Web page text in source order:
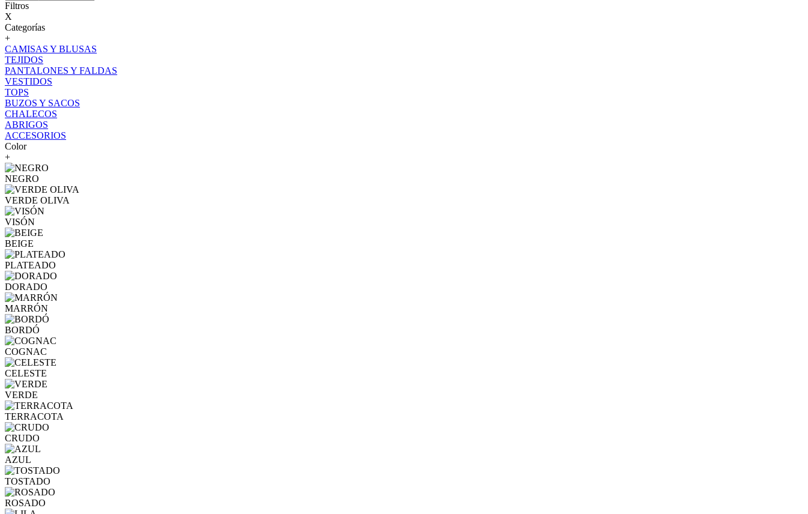
Filtros
X
Categorías
+
CAMISAS Y BLUSAS
TEJIDOS
PANTALONES Y FALDAS
VESTIDOS
TOPS
BUZOS Y SACOS
CHALECOS
ABRIGOS
ACCESORIOS
Color
+
NEGRO
VERDE OLIVA
VISÓN
BEIGE
PLATEADO
DORADO
MARRÓN
BORDÓ
COGNAC
CELESTE
VERDE
TERRACOTA
CRUDO
AZUL
TOSTADO
ROSADO